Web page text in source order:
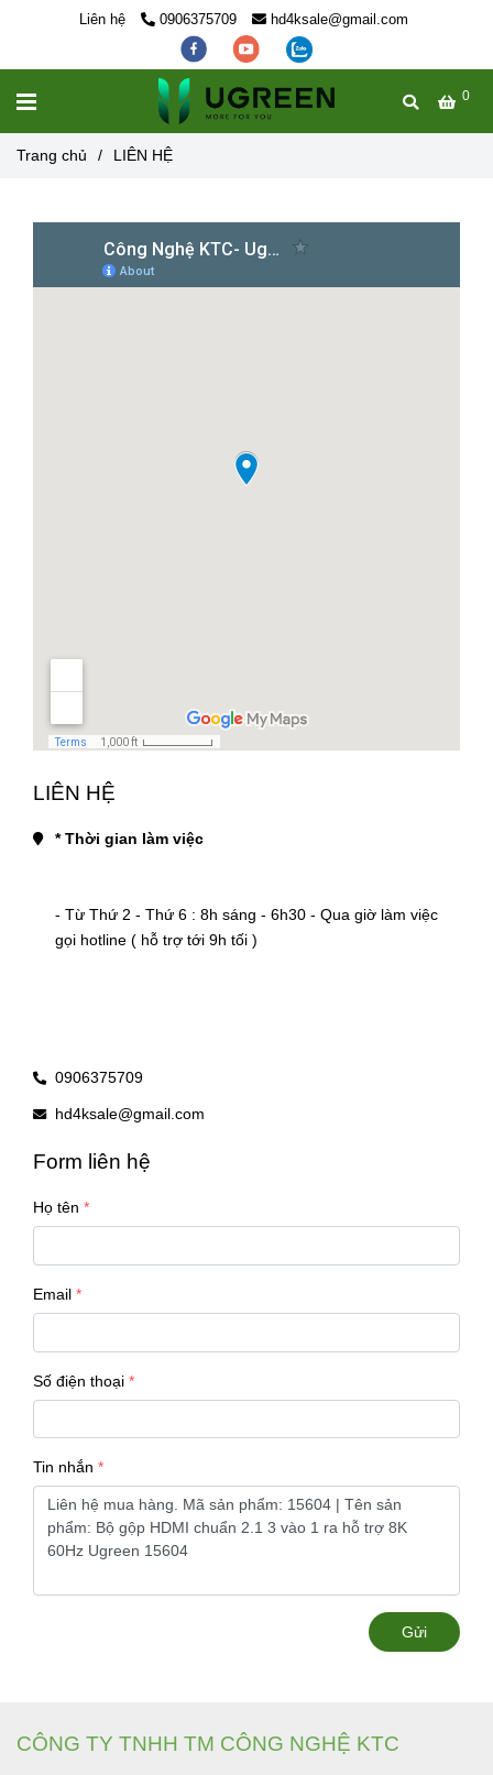
Liên hệ 0906375709 hd4ksale@gmail.com
0
Trang chủ / LIÊN HỆ
LIÊN HỆ
* Thời gian làm việc
- Từ Thứ 2 - Thứ 6 : 8h sáng - 6h30 - Qua giờ làm việc
gọi hotline ( hỗ trợ tới 9h tối )
0906375709
hd4ksale@gmail.com
Form liên hệ
Họ tên
Email
Số điện thoại
Tin nhắn
Gửi
CÔNG TY TNHH TM CÔNG NGHỆ KTC